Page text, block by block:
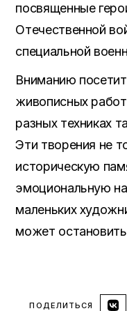
посвященные
Отечественной
специальной
Вниманию
живописных
разных техниках
Эти творения не
историческую
эмоциональную
маленьких
может
ПОДЕЛИТЬСЯ